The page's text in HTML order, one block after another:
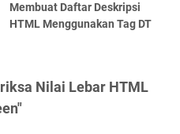
Membuat Daftar Deskripsi
HTML Menggunakan Tag DT
Nilai Lebar HTML